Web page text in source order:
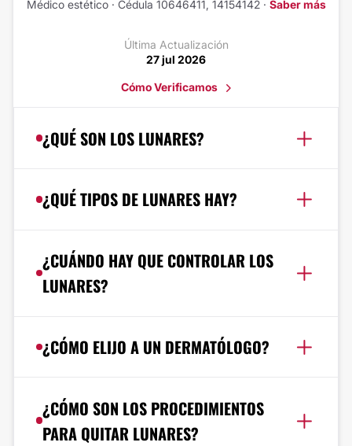
Médico estético · Cédula 10646411, 14154142 · Saber más
Última Actualización
27 jul 2026
Cómo Verificamos
¿QUÉ SON LOS LUNARES?
¿QUÉ TIPOS DE LUNARES HAY?
¿CUÁNDO HAY QUE CONTROLAR LOS
LUNARES?
¿CÓMO ELIJO A UN DERMATÓLOGO?
¿CÓMO SON LOS PROCEDIMIENTOS
PARA QUITAR LUNARES?